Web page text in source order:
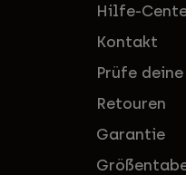
Hilfe-
Kontakt
Prüfe
Retouren
Garantie